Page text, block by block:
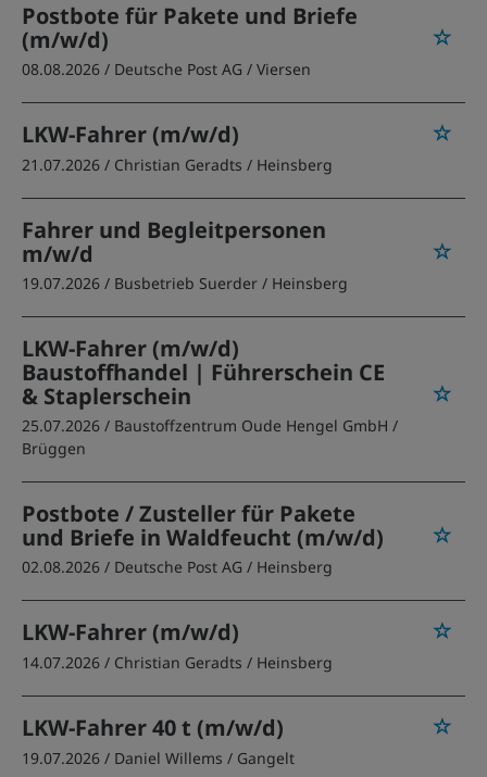
Postbote für Pakete und Briefe
(m/w/d)
08.08.2026 / Deutsche Post AG / Viersen
LKW-Fahrer (m/w/d)
21.07.2026 / Christian Geradts / Heinsberg
Fahrer und Begleitpersonen
m/w/d
19.07.2026 / Busbetrieb Suerder / Heinsberg
LKW-Fahrer (m/w/d)
Baustoffhandel | Führerschein CE
& Staplerschein
25.07.2026 / Baustoffzentrum Oude Hengel GmbH /
Brüggen
Postbote / Zusteller für Pakete
und Briefe in Waldfeucht (m/w/d)
02.08.2026 / Deutsche Post AG / Heinsberg
LKW-Fahrer (m/w/d)
14.07.2026 / Christian Geradts / Heinsberg
LKW-Fahrer 40 t (m/w/d)
19.07.2026 / Daniel Willems / Gangelt